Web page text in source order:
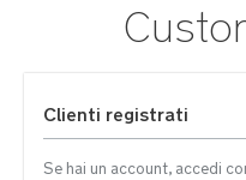
Clienti registrati
Se hai un account, accedi